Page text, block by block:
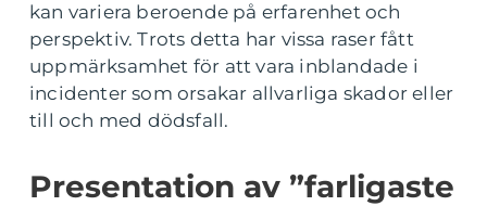
kan variera beroende på erfarenhet och
perspektiv. Trots detta har vissa raser fått
uppmärksamhet för att vara inblandade i
incidenter som orsakar allvarliga skador eller
till och med dödsfall.
Presentation av ”farligaste